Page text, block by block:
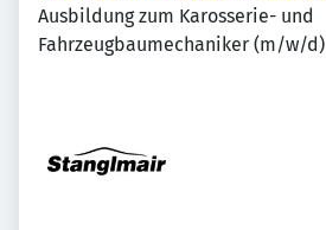
Ausbildung zum Karosserie- und
Fahrzeugbaumechaniker (m/w/d)